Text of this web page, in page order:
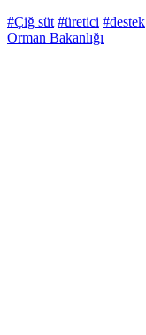
#Çiğ süt #üretici #destek
Orman Bakanlığı